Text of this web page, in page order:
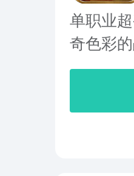
单职业
奇色彩